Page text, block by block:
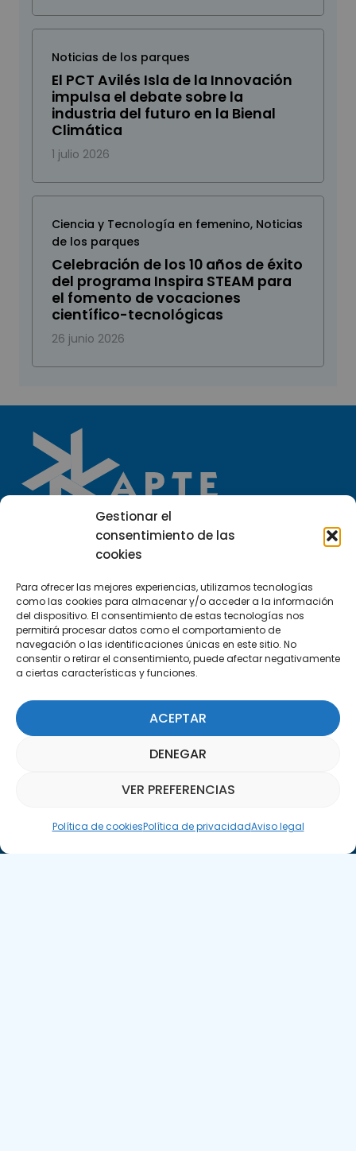
Gestionar el
consentimiento de las
cookies
Para ofrecer las mejores experiencias, utilizamos tecnologías
como las cookies para almacenar y/o acceder a la información
del dispositivo. El consentimiento de estas tecnologías nos
permitirá procesar datos como el comportamiento de
navegación o las identificaciones únicas en este sitio. No
consentir o retirar el consentimiento, puede afectar negativamente
a ciertas características y funciones.
ACEPTAR
DENEGAR
VER PREFERENCIAS
Política de cookiesPolítica de privacidadAviso legal
Noticias de los parques
El PCT Avilés Isla de la Innovación
impulsa el debate sobre la
industria del futuro en la Bienal
Climática
1 julio 2026
Ciencia y Tecnología en femenino, Noticias
de los parques
Celebración de los 10 años de éxito
del programa Inspira STEAM para
el fomento de vocaciones
científico-tecnológicas
26 junio 2026
Llámanos
(+34) 951 23 13 06
Escríbenos
info@apte.org
C/Marie Curie, 35
29590 Campanillas, Málaga